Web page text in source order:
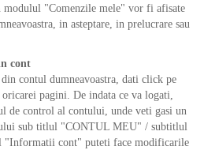
"Comenzile mele" vor fi afisate
in asteptare, in prelucrare sau
cont
contul dumneavoastra, dati click pe
pagini. De indata ce va logati,
de control al contului, unde veti gasi un
sub titlul "CONTUL MEU" / subtitlul
"Informatii cont" puteti face modificarile